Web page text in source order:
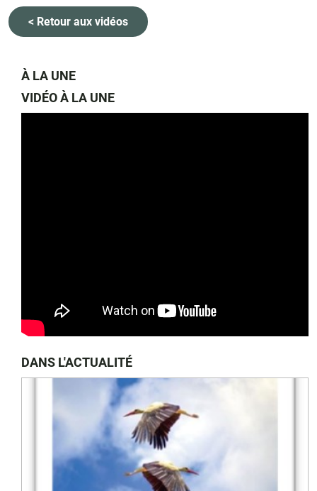
< Retour aux vidéos
À LA UNE
VIDÉO À LA UNE
DANS L'ACTUALITÉ